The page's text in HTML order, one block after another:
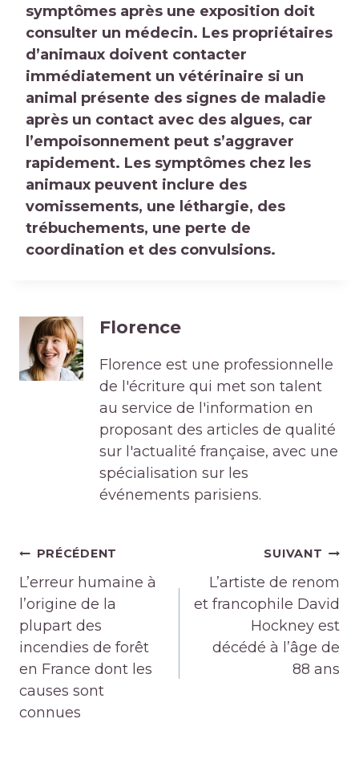
symptômes après une exposition doit
consulter un médecin. Les propriétaires
d’animaux doivent contacter
immédiatement un vétérinaire si un
animal présente des signes de maladie
après un contact avec des algues, car
l’empoisonnement peut s’aggraver
rapidement. Les symptômes chez les
animaux peuvent inclure des
vomissements, une léthargie, des
trébuchements, une perte de
coordination et des convulsions.
Florence
Florence est une professionnelle
de l'écriture qui met son talent
au service de l'information en
proposant des articles de qualité
sur l'actualité française, avec une
spécialisation sur les
événements parisiens.
Navigation
de
l’article
PRÉCÉDENT
L’erreur humaine à
l’origine de la
plupart des
incendies de forêt
en France dont les
causes sont
connues
SUIVANT
L’artiste de renom
et francophile David
Hockney est
décédé à l’âge de
88 ans